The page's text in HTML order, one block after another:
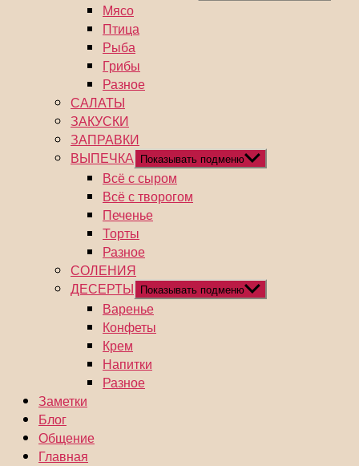
Мясо
Птица
Рыба
Грибы
Разное
САЛАТЫ
ЗАКУСКИ
ЗАПРАВКИ
ВЫПЕЧКА Показывать подменю
Всё с сыром
Всё с творогом
Печенье
Торты
Разное
СОЛЕНИЯ
ДЕСЕРТЫ Показывать подменю
Варенье
Конфеты
Крем
Напитки
Разное
Заметки
Блог
Общение
Главная